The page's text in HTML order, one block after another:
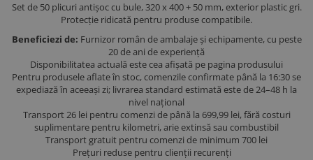
Set de 50 plicuri antișoc cu bule, 320 x 400 + 50 mm, exterior plastic gri.
Protecție ridicată pentru produse compatibile.
Beneficiezi de: Furnizor român de ambalaje și echipamente, cu peste
20 de ani de experiență
Disponibilitatea actuală este cea afișată pe pagina produsului
Pentru produsele aflate în stoc, comenzile confirmate până la 16:30 se
expediază în aceeași zi; livrarea standard estimată este de 24–48 h la
nivel național
Transport 26 lei pentru comenzi de până la 699,99 lei, fără costuri
suplimentare pentru kilometri, arie extinsă sau combustibil
Transport gratuit pentru comenzi de minimum 700 lei
Prețuri reduse pentru clienții recurenți